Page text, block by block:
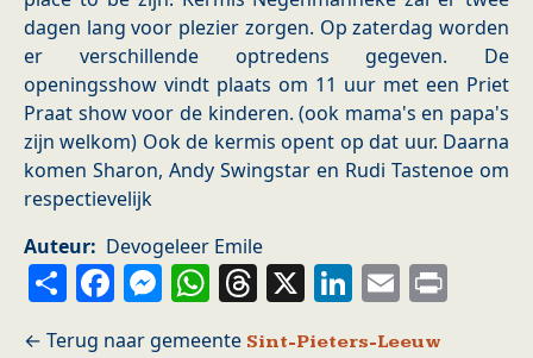
dagen lang voor plezier zorgen. Op zaterdag worden
er verschillende optredens gegeven. De
openingsshow vindt plaats om 11 uur met een Priet
Praat show voor de kinderen. (ook mama's en papa's
zijn welkom) Ook de kermis opent op dat uur. Daarna
komen Sharon, Andy Swingstar en Rudi Tastenoe om
respectievelijk
Auteur
Devogeleer Emile
ShareFacebook
Messenger
WhatsApp
Threads
X LinkedIn
Email
Sint-Pieters-Leeuw